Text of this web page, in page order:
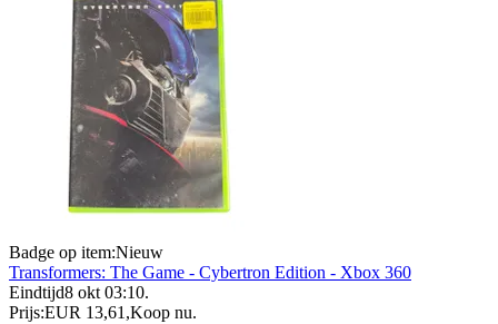
Badge op item:Nieuw
Transformers: The Game - Cybertron Edition - Xbox 360
Eindtijd8 okt 03:10.
Prijs:EUR 13,61 ,Koop nu.